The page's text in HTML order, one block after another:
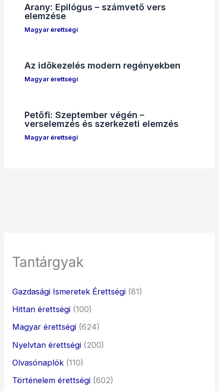
Arany: Epilógus – számvető vers
elemzése
Magyar érettségi
Az időkezelés modern regényekben
Magyar érettségi
Petőfi: Szeptember végén –
verselemzés és szerkezeti elemzés
Magyar érettségi
Tantárgyak
Gazdasági Ismeretek Érettségi (81)
Hittan érettségi (100)
Magyar érettségi (624)
Nyelvtan érettségi (200)
Olvasónaplók (110)
Történelem érettségi (602)